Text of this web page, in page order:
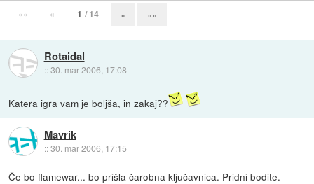
«« « 1 / 14 » »»
Rotaidal
::30. mar 2006, 17:08
Katera igra vam je boljša, in zakaj??
Mavrik
::30. mar 2006, 17:15
Če bo flamewar... bo prišla čarobna ključavnica. Pridni bodite.